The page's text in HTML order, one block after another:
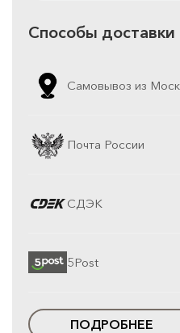
Способы доставки
Самовывоз из
Почта России
СДЭК
5Post
ПОДРОБНЕЕ